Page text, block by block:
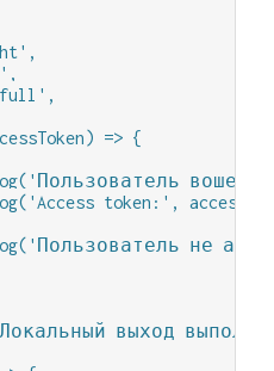
=> {
token:',
не
выход